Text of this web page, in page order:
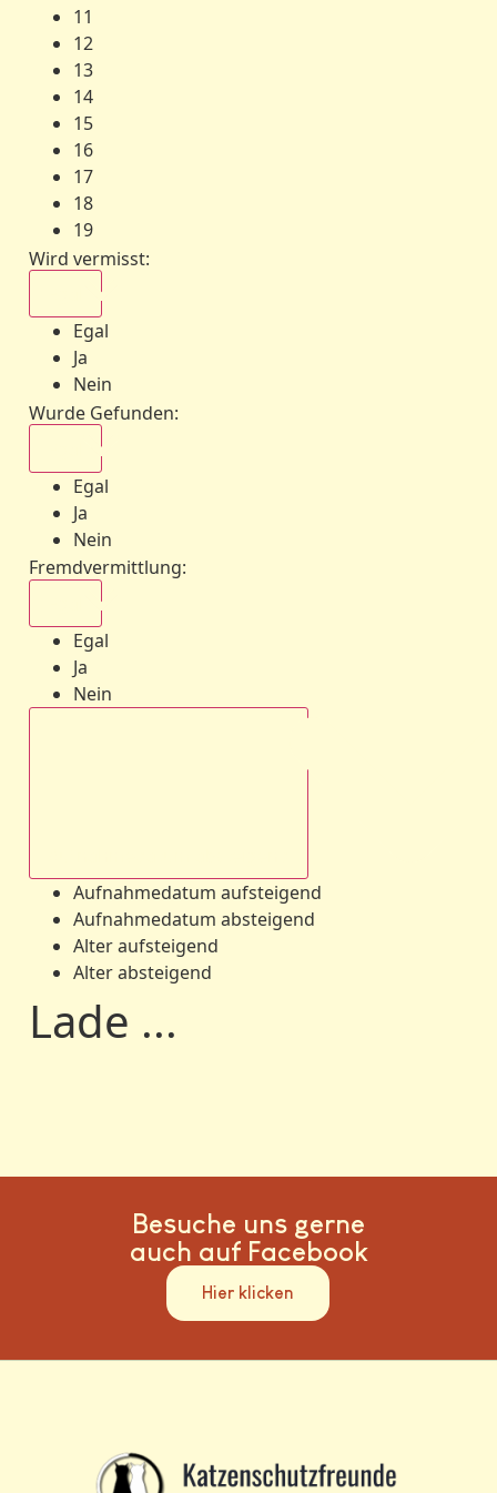
11
12
13
14
15
16
17
18
19
Wird vermisst:
Egal
Ja
Nein
Wurde Gefunden:
Egal
Ja
Nein
Fremdvermittlung:
Egal
Ja
Nein
Aufnahmedatum aufsteigend
Aufnahmedatum absteigend
Alter aufsteigend
Alter absteigend
Lade ...
Besuche uns gerne
auch auf Facebook
Hier klicken